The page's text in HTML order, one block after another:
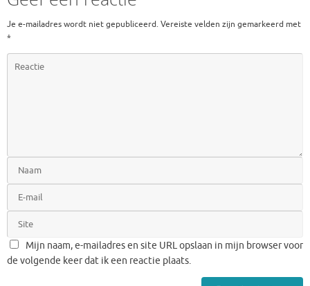
Je e-mailadres wordt niet gepubliceerd. Vereiste velden zijn gemarkeerd met
*
Mijn naam, e-mailadres en site URL opslaan in mijn browser voor
de volgende keer dat ik een reactie plaats.